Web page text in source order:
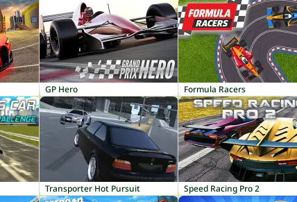
GP Hero Formula Racers
Transporter Hot Pursuit Speed Racing Pro 2